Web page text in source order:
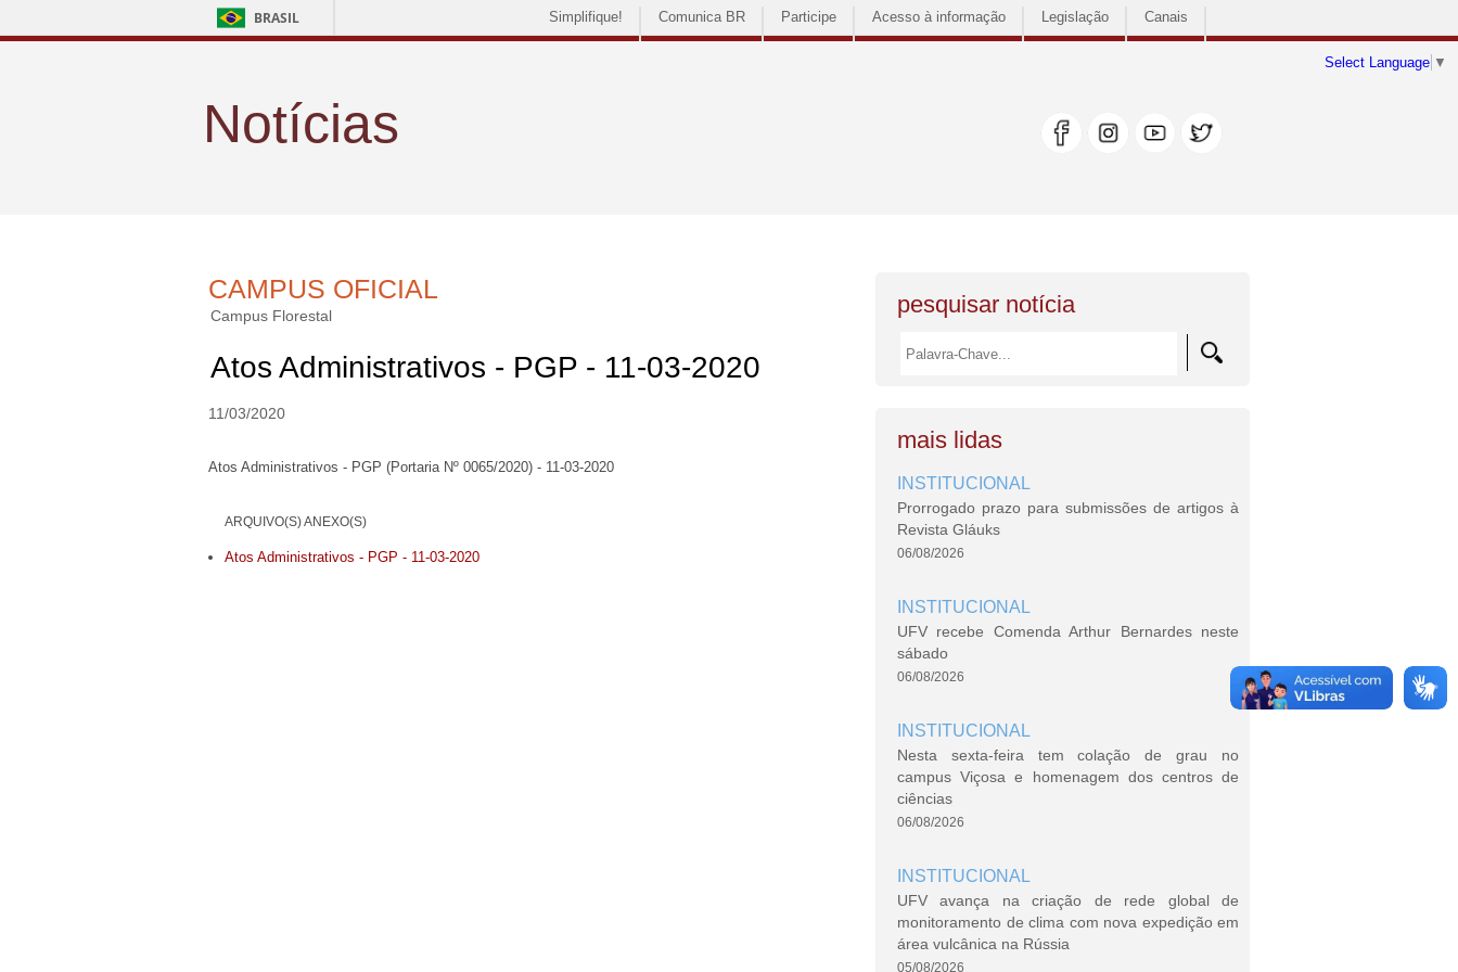
BRASIL Simplifique! Comunica BR Participe Acesso à informação Legislação Canais
Select Language ▼
Notícias
CAMPUS OFICIAL
Campus Florestal
Atos Administrativos - PGP - 11-03-2020
11/03/2020
Atos Administrativos - PGP (Portaria Nº 0065/2020) - 11-03-2020
ARQUIVO(S) ANEXO(S)
Atos Administrativos - PGP - 11-03-2020
pesquisar notícia
mais lidas
INSTITUCIONAL
Prorrogado prazo para submissões de artigos à
Revista Gláuks
06/08/2026
INSTITUCIONAL
UFV recebe Comenda Arthur Bernardes neste
sábado
06/08/2026
INSTITUCIONAL
Nesta sexta-feira tem colação de grau no
campus Viçosa e homenagem dos centros de
ciências
06/08/2026
INSTITUCIONAL
UFV avança na criação de rede global de
monitoramento de clima com nova expedição em
área vulcânica na Rússia
05/08/2026